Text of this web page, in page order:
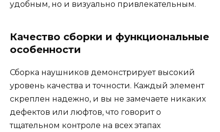
удобным, но и визуально привлекательным.
Качество сборки и функциональные
особенности
Сборка наушников демонстрирует высокий
уровень качества и точности. Каждый элемент
скреплен надежно, и вы не замечаете никаких
дефектов или люфтов, что говорит о
тщательном контроле на всех этапах